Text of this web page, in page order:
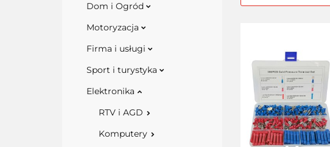
Dom i Ogród
Motoryzacja
Firma i usługi
Sport i turystyka
Elektronika
RTV i AGD
Komputery